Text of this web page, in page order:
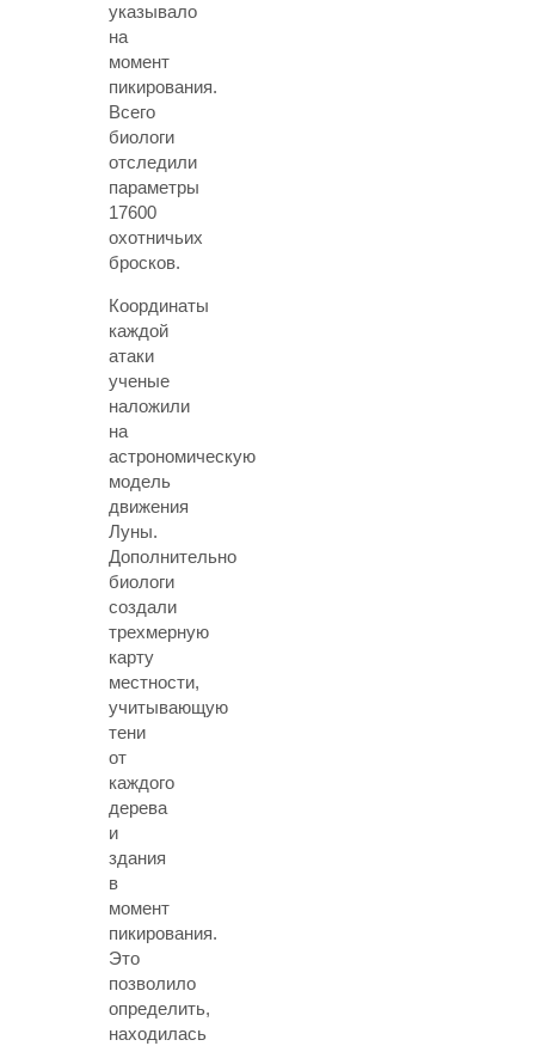
указывало
на
момент
пикирования.
Всего
биологи
отследили
параметры
17600
охотничьих
бросков.
Координаты
каждой
атаки
ученые
наложили
на
астрономическую
модель
движения
Луны.
Дополнительно
биологи
создали
трехмерную
карту
местности,
учитывающую
тени
от
каждого
дерева
и
здания
в
момент
пикирования.
Это
позволило
определить,
находилась